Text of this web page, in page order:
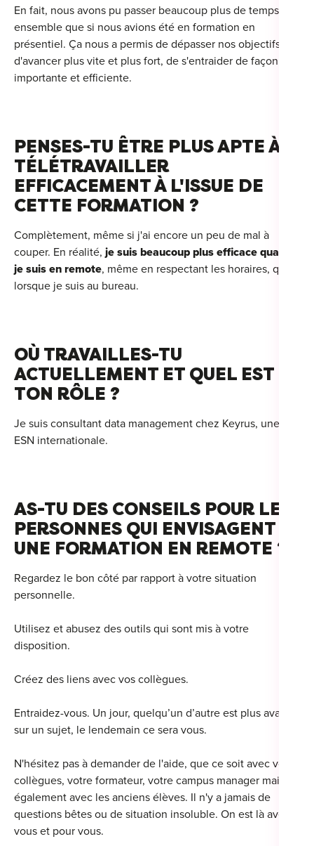
En fait, nous avons pu passer beaucoup plus de temps
ensemble que si nous avions été en formation en
présentiel. Ça nous a permis de dépasser nos objectifs,
d'avancer plus vite et plus fort, de s'entraider de façon
importante et efficiente.
PENSES-TU ÊTRE PLUS APTE À
TÉLÉTRAVAILLER
EFFICACEMENT À L'ISSUE DE
CETTE FORMATION ?
Complètement, même si j'ai encore un peu de mal à
couper. En réalité, je suis beaucoup plus efficace quand
je suis en remote, même en respectant les horaires, que
lorsque je suis au bureau.
OÙ TRAVAILLES-TU
ACTUELLEMENT ET QUEL EST
TON RÔLE ?
Je suis consultant data management chez Keyrus, une
ESN internationale.
AS-TU DES CONSEILS POUR LES
PERSONNES QUI ENVISAGENT
UNE FORMATION EN REMOTE ?
Regardez le bon côté par rapport à votre situation
personnelle.
Utilisez et abusez des outils qui sont mis à votre
disposition.
Créez des liens avec vos collègues.
Entraidez-vous. Un jour, quelqu’un d’autre est plus avancé
sur un sujet, le lendemain ce sera vous.
N'hésitez pas à demander de l'aide, que ce soit avec vos
collègues, votre formateur, votre campus manager mais
également avec les anciens élèves. Il n'y a jamais de
questions bêtes ou de situation insoluble. On est là avec
vous et pour vous.